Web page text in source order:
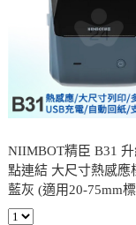
NIIMBOT精臣 B31
點連結 大尺寸熱感應
藍灰 (適用20-75mm